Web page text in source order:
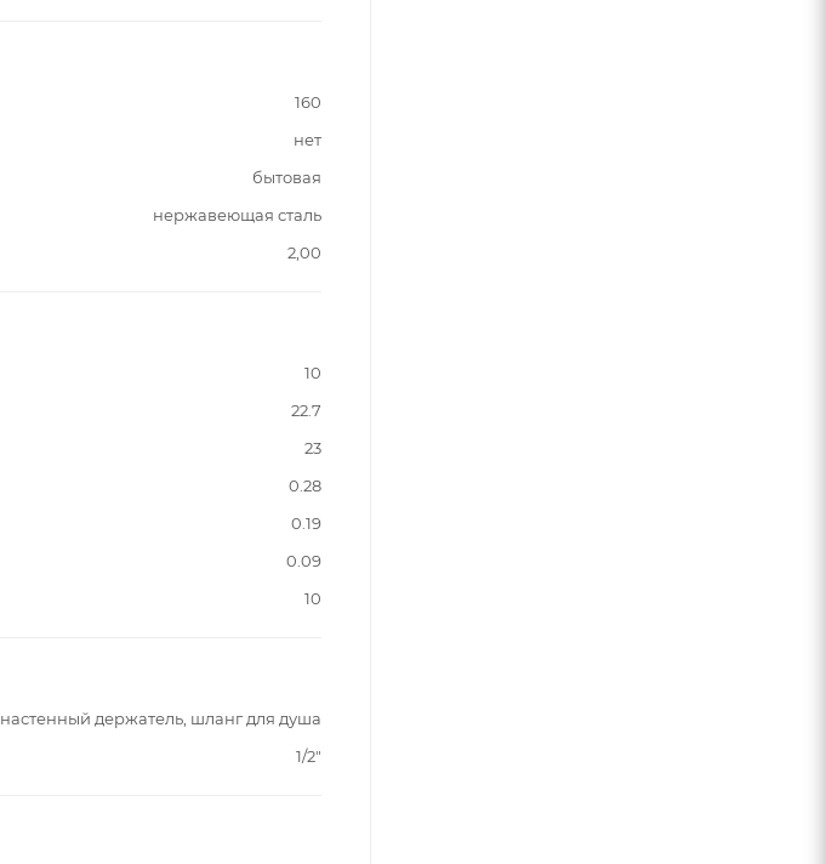
160
нет
бытовая
нержавеющая сталь
2,00
10
22.7
23
0.28
0.19
0.09
10
настенный держатель, шланг для душа
1/2"